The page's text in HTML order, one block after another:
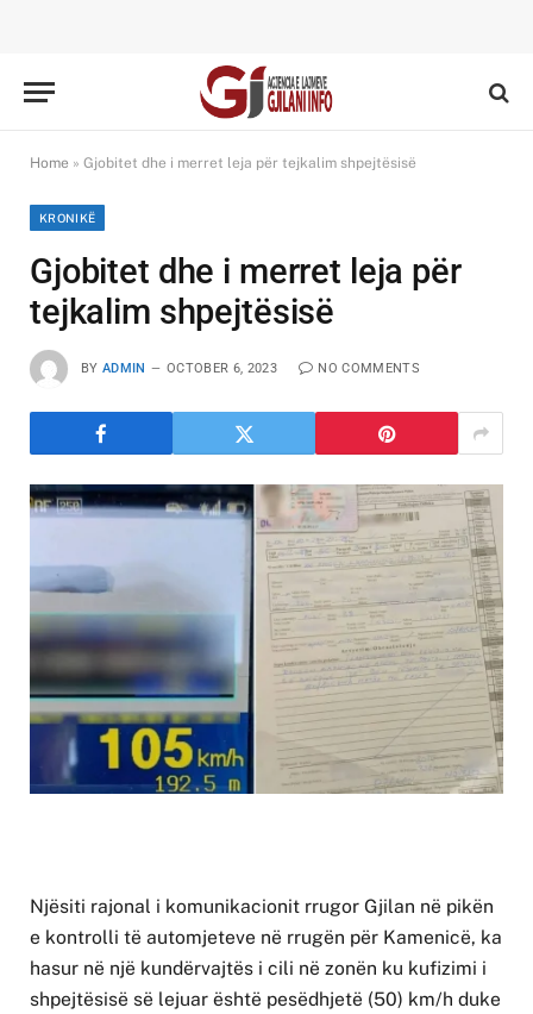
Home » Gjobitet dhe i merret leja për tejkalim shpejtësisë
KRONIKË
Gjobitet dhe i merret leja për
tejkalim shpejtësisë
BY ADMIN OCTOBER 6, 2023 NO COMMENTS
Njësiti rajonal i komunikacionit rrugor Gjilan në pikën
e kontrolli të automjeteve në rrugën për Kamenicë, ka
hasur në një kundërvajtës i cili në zonën ku kufizimi i
shpejtësisë së lejuar është pesëdhjetë (50) km/h duke